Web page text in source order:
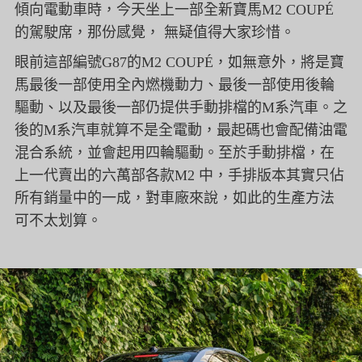
傾向電動車時，今天坐上一部全新寶馬M2 COUPÉ
的駕駛席，那份感覺， 無疑值得大家珍惜。
眼前這部編號G87的M2 COUPÉ，如無意外，將是寶
馬最後一部使用全內燃機動力、最後一部使用後輪
驅動、以及最後一部仍提供手動排檔的M系汽車。之
後的M系汽車就算不是全電動，最起碼也會配備油電
混合系統，並會起用四輪驅動。至於手動排檔，在
上一代賣出的六萬部各款M2 中，手排版本其實只佔
所有銷量中的一成，對車廠來說，如此的生產方法
可不太划算。